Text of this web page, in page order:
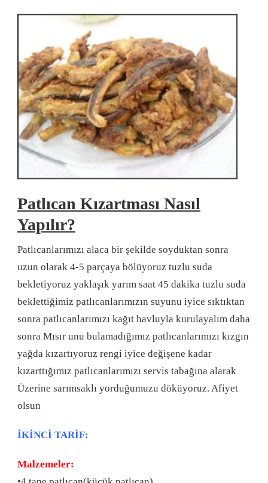
Patlıcan Kızartması Nasıl
Yapılır?
Patlıcanlarımızı alaca bir şekilde soyduktan sonra
uzun olarak 4-5 parçaya bölüyoruz tuzlu suda
bekletiyoruz yaklaşık yarım saat 45 dakika tuzlu suda
beklettiğimiz patlıcanlarımızın suyunu iyice sıktıktan
sonra patlıcanlarımızı kağıt havluyla kurulayalım daha
sonra Mısır unu bulamadığımız patlıcanlarımızı kızgın
yağda kızartıyoruz rengi iyice değişene kadar
kızarttığımız patlıcanlarımızı servis tabağına alarak
Üzerine sarımsaklı yorduğumuzu döküyoruz. Afiyet
olsun
İKİNCİ TARİF:
Malzemeler: